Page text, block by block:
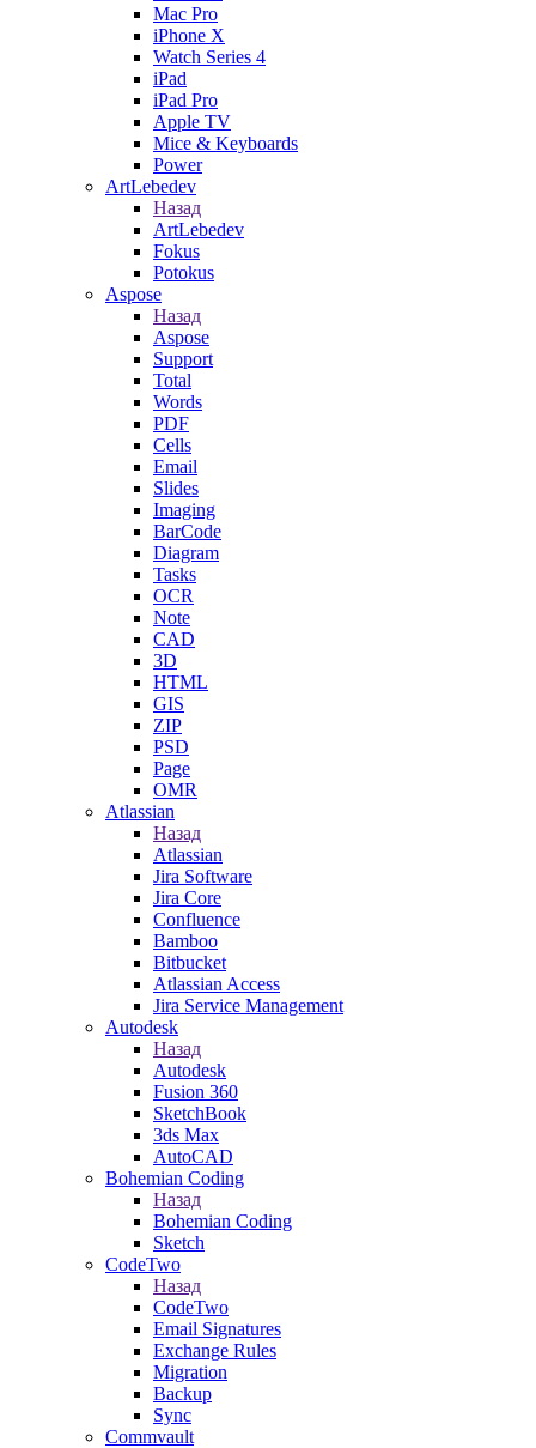
Mac Pro
iPhone X
Watch Series 4
iPad
iPad Pro
Apple TV
Mice & Keyboards
Power
ArtLebedev
Назад
ArtLebedev
Fokus
Potokus
Aspose
Назад
Aspose
Support
Total
Words
PDF
Cells
Email
Slides
Imaging
BarCode
Diagram
Tasks
OCR
Note
CAD
3D
HTML
GIS
ZIP
PSD
Page
OMR
Atlassian
Назад
Atlassian
Jira Software
Jira Core
Confluence
Bamboo
Bitbucket
Atlassian Access
Jira Service Management
Autodesk
Назад
Autodesk
Fusion 360
SketchBook
3ds Max
AutoCAD
Bohemian Coding
Назад
Bohemian Coding
Sketch
CodeTwo
Назад
CodeTwo
Email Signatures
Exchange Rules
Migration
Backup
Sync
Commvault